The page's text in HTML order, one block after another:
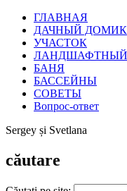
ГЛАВНАЯ
ДАЧНЫЙ ДОМИК
УЧАСТОК
ЛАНДШАФТНЫЙ
БАНЯ
БАССЕЙНЫ
СОВЕТЫ
Вопрос-ответ
Sergey și Svetlana
căutare